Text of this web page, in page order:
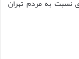
نسبت به مردم تهران